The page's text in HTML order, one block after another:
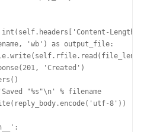
Length'])
'wb') as output_file:
'Created')
"%s"\n' % filename
8'))